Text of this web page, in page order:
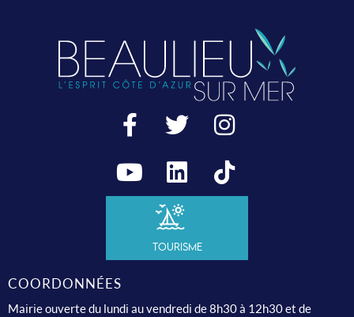
Tourisme
COORDONNÉES
Mairie ouverte du lundi au vendredi de 8h30 à 12h30 et de